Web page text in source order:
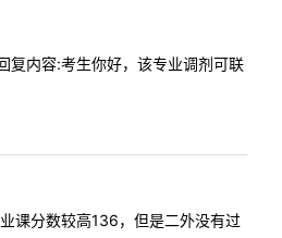
内容:考生你好，该专业调剂可联
课分数较高136，但是二外没有过